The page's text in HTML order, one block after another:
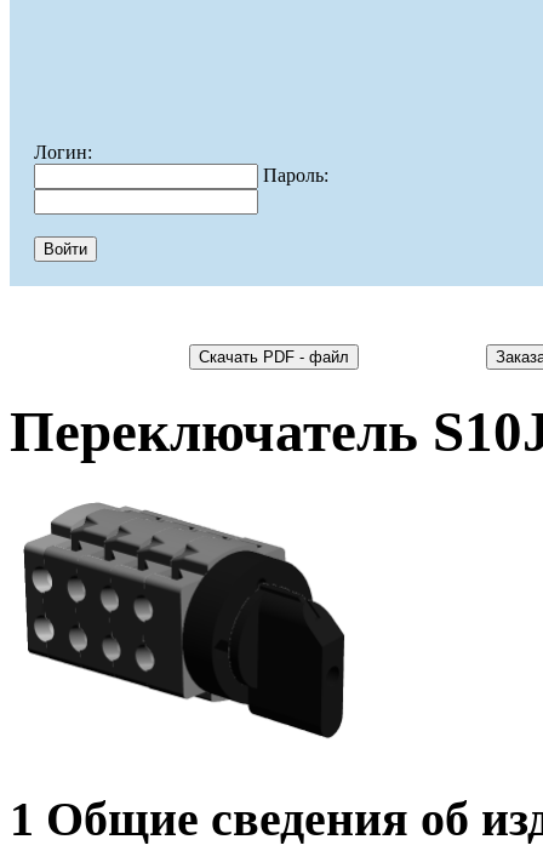
Логин:
Пароль:
Переключатель
1 Общие сведения об